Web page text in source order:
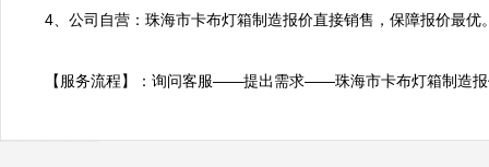
4、公司自营：珠海市卡布灯箱制造报价直接销售，保障报价最优
【服务流程】：询问客服——提出需求——珠海市卡布灯箱制